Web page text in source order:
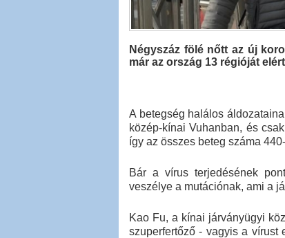
Négyszáz fölé nőtt az új
már az ország 13 régióját
A betegség halálos
közép-kínai Vuhanban, és
így az összes beteg száma
Bár a vírus terjedésének
veszélye a mutációnak, ami a
Kao Fu, a kínai járványügyi
szuperfertőző - vagyis a vírust